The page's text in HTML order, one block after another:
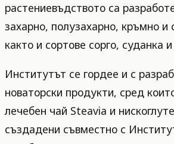
растениевъдството са
захарно, полузахарно, кръмно и
както и сортове сорго, суданка
Институтът се гордее и с
новаторски продукти, сред
лечебен чай Steavia и
създадени съвместно с